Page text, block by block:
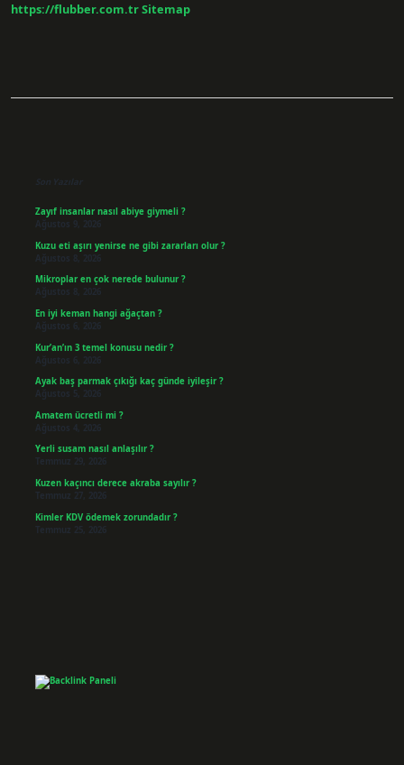
https://flubber.com.trSitemap
Son Yazılar
Zayıf insanlar nasıl abiye giymeli ?
Ağustos 9, 2026
Kuzu eti aşırı yenirse ne gibi zararları olur ?
Ağustos 8, 2026
Mikroplar en çok nerede bulunur ?
Ağustos 8, 2026
En iyi keman hangi ağaçtan ?
Ağustos 6, 2026
Kur’an’ın 3 temel konusu nedir ?
Ağustos 6, 2026
Ayak baş parmak çıkığı kaç günde iyileşir ?
Ağustos 5, 2026
Amatem ücretli mi ?
Ağustos 4, 2026
Yerli susam nasıl anlaşılır ?
Temmuz 29, 2026
Kuzen kaçıncı derece akraba sayılır ?
Temmuz 27, 2026
Kimler KDV ödemek zorundadır ?
Temmuz 25, 2026